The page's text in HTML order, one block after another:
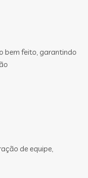
bem feito, garantindo
de equipe,